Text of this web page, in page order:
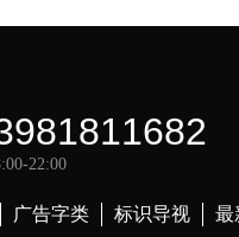
22:00
广告字类 标识导视 最